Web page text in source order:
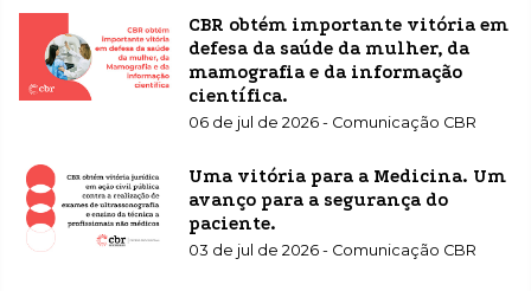
CBR obtém importante vitória em
defesa da saúde da mulher, da
mamografia e da informação
científica.
06 de jul de 2026 - Comunicação CBR
Uma vitória para a Medicina. Um
avanço para a segurança do
paciente.
03 de jul de 2026 - Comunicação CBR